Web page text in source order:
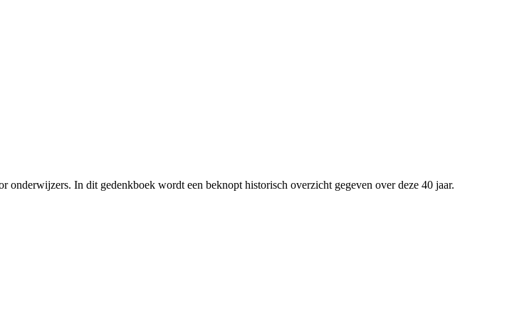
In dit gedenkboek wordt een beknopt historisch overzicht gegeven over deze 40 jaar.